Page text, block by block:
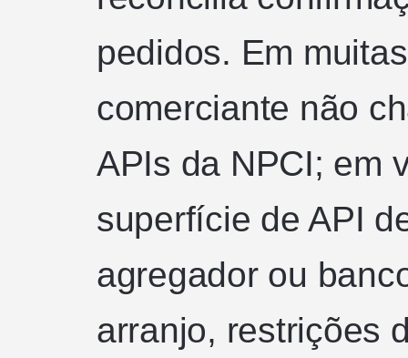
pedidos. Em
comerciante não
APIs da NPCI; em
superfície de API
agregador ou
arranjo, restrições